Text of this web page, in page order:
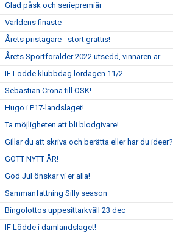
Glad påsk och seriepremiär
Världens finaste
Årets pristagare - stort grattis!
Årets Sportförälder 2022 utsedd, vinnaren är.....
IF Lödde klubbdag lördagen 11/2
Sebastian Crona till ÖSK!
Hugo i P17-landslaget!
Ta möjligheten att bli blodgivare!
Gillar du att skriva och berätta eller har du ideer?
GOTT NYTT ÅR!
God Jul önskar vi er alla!
Sammanfattning Silly season
Bingolottos uppesittarkväll 23 dec
IF Lödde i damlandslaget!